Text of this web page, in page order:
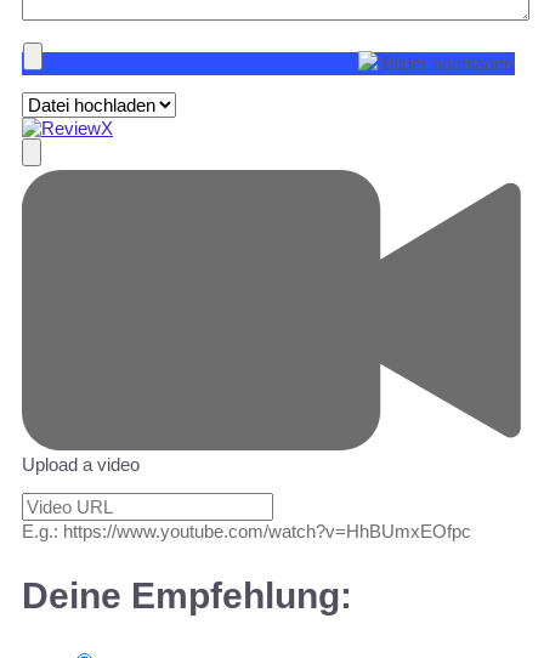
Bilder hochladen
Upload a video
E.g.: https://www.youtube.com/watch?v=HhBUmxEOfpc
Deine Empfehlung: